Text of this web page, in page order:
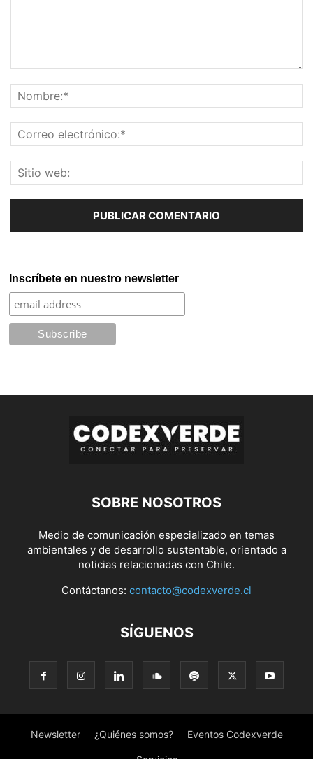
Inscríbete en nuestro newsletter
SOBRE NOSOTROS
Medio de comunicación especializado en temas
ambientales y de desarrollo sustentable, orientado a
noticias relacionadas con Chile.
Contáctanos: contacto@codexverde.cl
SÍGUENOS
Newsletter ¿Quiénes somos? Eventos Codexverde